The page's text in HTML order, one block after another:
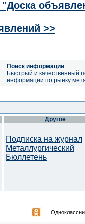
"Доска
>>
Поиск информации
Быстрый и качественный
информации по рынку
Другое
Подписка на журнал
Металлургический
Бюллетень